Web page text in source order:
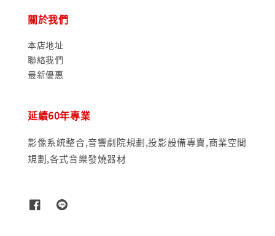
關於我們
本店地址
聯絡我們
最新優惠
延續60年專業
影像系統整合,音響劇院規劃,投影設備專賣,商業空間
規劃,各式音樂發燒器材